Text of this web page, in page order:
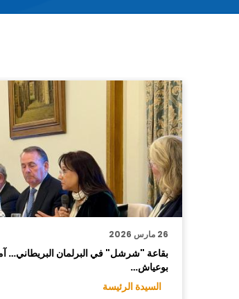
26 مارس 2026
بقاعة "شرشل" في البرلمان البريطاني…
بوعياش…
السيدة الرئيسة